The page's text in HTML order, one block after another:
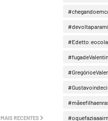
MAIS RECENTES